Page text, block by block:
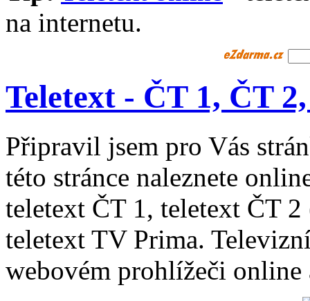
na internetu.
Teletext - ČT 1, ČT
Připravil jsem pro Vás
této stránce naleznete
teletext ČT 1, teletext ČT
teletext TV Prima.
webovém prohlížeči online